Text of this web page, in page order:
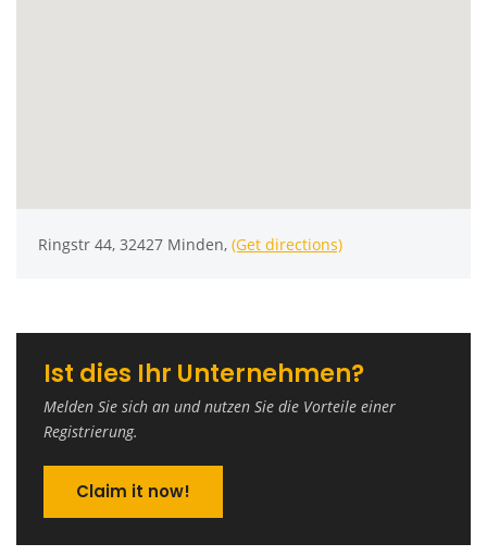
Ringstr 44, 32427 Minden, (Get directions)
Ist dies Ihr Unternehmen?
Melden Sie sich an und nutzen Sie die Vorteile einer
Registrierung.
Claim it now!